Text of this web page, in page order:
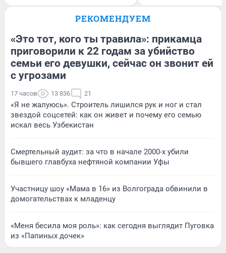
РЕКОМЕНДУЕМ
«Это тот, кого ты травила»: прикамца
приговорили к 22 годам за убийство
семьи его девушки, сейчас он звонит ей
с угрозами
17 часов 13 836 21
«Я не жалуюсь». Строитель лишился рук и ног и стал
звездой соцсетей: как он живет и почему его семью
искал весь Узбекистан
Смертельный аудит: за что в начале 2000-х убили
бывшего главбуха нефтяной компании Уфы
Участницу шоу «Мама в 16» из Волгограда обвинили в
домогательствах к младенцу
«Меня бесила моя роль»: как сегодня выглядит Пуговка
из «Папиных дочек»